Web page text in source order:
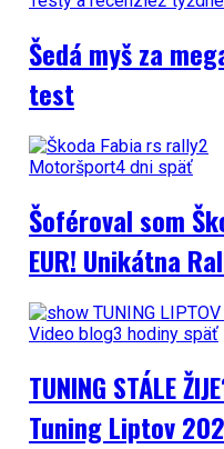
Šedá myš za
test
Motoršport4 dni späť
Šoféroval som
EUR! Unikátna
Video blog3 hodiny späť
TUNING STÁLE
Tuning Liptov